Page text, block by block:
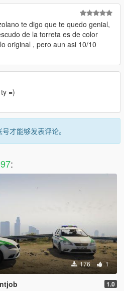
te digo que te quedo genial,
de la torreta es de color
original , pero aun asi 10/10
=)
才能够发表评论。
:
176 1
1.0